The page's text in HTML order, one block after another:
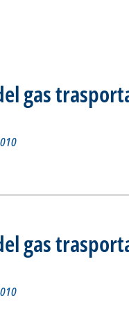
gas
29 novembre 2010
2010 alle 14.12.
del gas
gas
28 novembre 2010
2010 alle 15.7.